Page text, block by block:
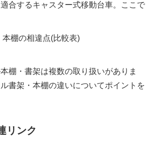
合するキャスター式移動台車。ここで
棚の相違点(比較表)
棚・書架は複数の取り扱いがありま
書架・本棚の違いについてポイントを
リンク